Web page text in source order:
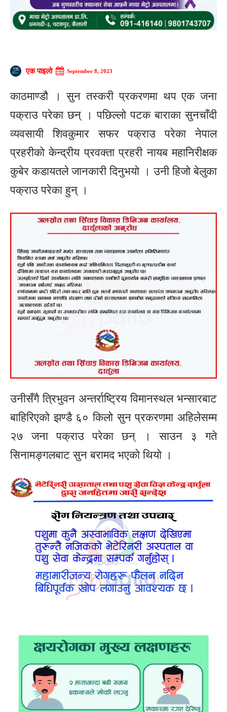
एक पाइलो September 8, 2023
काठमाण्डौ । सुन तस्करी प्रकरणमा थप एक जना
पक्राउ परेका छन् । पछिल्लो पटक बाराका सुनचाँदी
व्यवसायी शिवकुमार सफर पक्राउ परेका नेपाल
प्रहरीको केन्द्रीय प्रवक्ता प्रहरी नायब महानिरीक्षक
कुबेर कडायतले जानकारी दिनुभयो । उनी हिजो बेलुका
पक्राउ परेका हुन् ।
उनीसँगै त्रिभुवन अन्तर्राष्ट्रिय विमानस्थल भन्सारबाट
बाहिरिएको झण्डै ६० किलो सुन प्रकरणमा अहिलेसम्म
२७ जना पक्राउ परेका छन् । साउन ३ गते
सिनामङ्गलबाट सुन बरामद भएको थियो ।